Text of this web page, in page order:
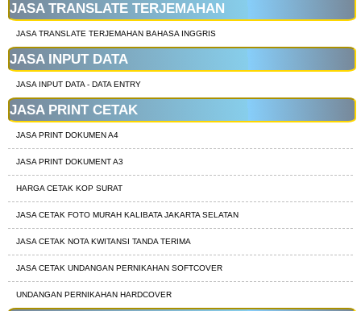
JASA TRANSLATE TERJEMAHAN
JASA TRANSLATE TERJEMAHAN BAHASA INGGRIS
JASA INPUT DATA
JASA INPUT DATA - DATA ENTRY
JASA PRINT CETAK
JASA PRINT DOKUMEN A4
JASA PRINT DOKUMENT A3
HARGA CETAK KOP SURAT
JASA CETAK FOTO MURAH KALIBATA JAKARTA SELATAN
JASA CETAK NOTA KWITANSI TANDA TERIMA
JASA CETAK UNDANGAN PERNIKAHAN SOFTCOVER
UNDANGAN PERNIKAHAN HARDCOVER